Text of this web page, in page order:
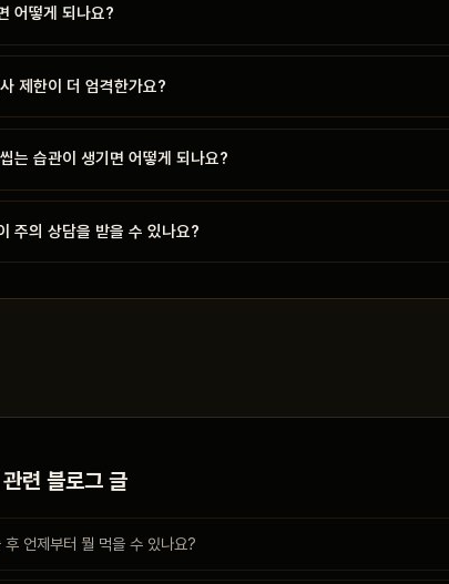
어떻게 되나요?
제한이 더 엄격한가요?
는 습관이 생기면 어떻게 되나요?
주의 상담을 받을 수 있나요?
련 블로그 글
언제부터 뭘 먹을 수 있나요?